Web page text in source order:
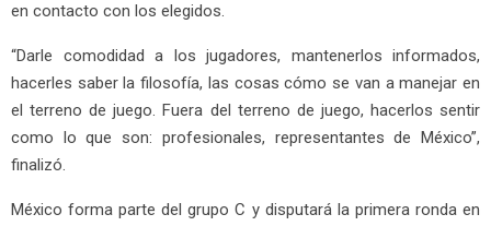
en contacto con los elegidos.
“Darle comodidad a los jugadores, mantenerlos informados,
hacerles saber la filosofía, las cosas cómo se van a manejar en
el terreno de juego. Fuera del terreno de juego, hacerlos sentir
como lo que son: profesionales, representantes de México”,
finalizó.
México forma parte del grupo C y disputará la primera ronda en